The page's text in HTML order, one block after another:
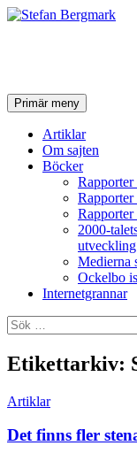
SökPrimär meny Hoppa
till
innehåll
Artiklar
Om sajten
Böcker
Rapporter
Rapporter
Rapporter
2000-
utveckling
Medierna
Ockelbo
Internetgrannar
Sök
efter:
Etikettarkiv:
Artiklar
Det finns fler